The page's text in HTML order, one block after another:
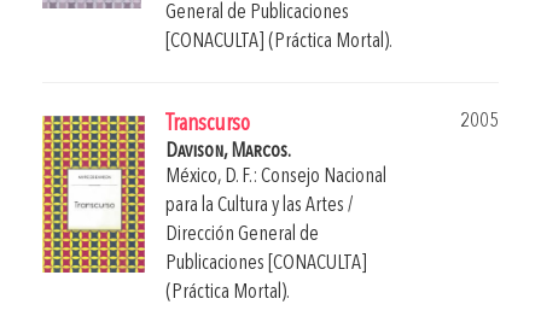
General de Publicaciones
[CONACULTA] (Práctica Mortal).
Transcurso
2005
Davison, Marcos.
México, D. F.: Consejo Nacional
para la Cultura y las Artes /
Dirección General de
Publicaciones [CONACULTA]
(Práctica Mortal).